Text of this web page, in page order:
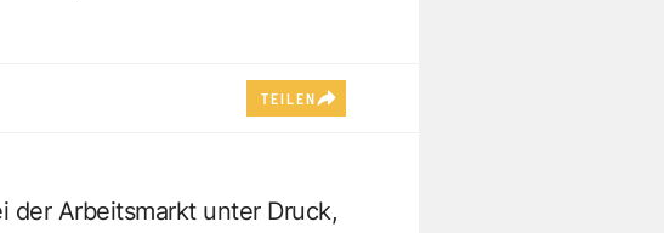
TEILEN
der Arbeitsmarkt unter Druck,